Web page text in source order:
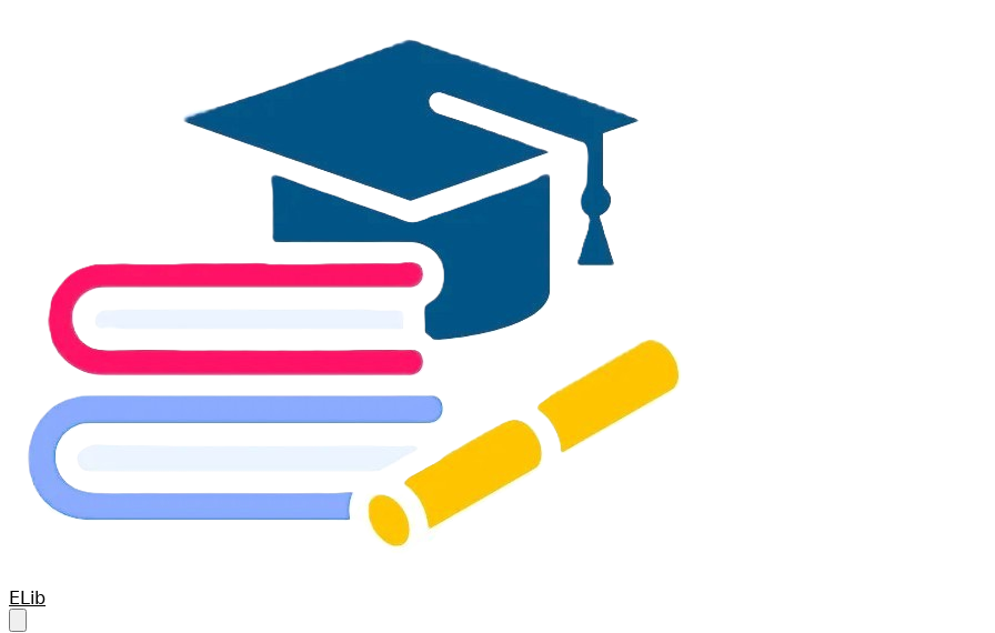
Your Company
ELib